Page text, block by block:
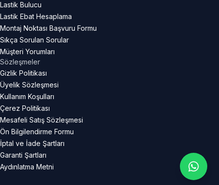
Lastik Bulucu
Lastik Ebat Hesaplama
Montaj Noktası Başvuru Formu
Sıkça Sorulan Sorular
Müşteri Yorumları
Sözleşmeler
Gizlik Politikası
Üyelik Sözleşmesi
Kullanım Koşulları
Çerez Politikası
Mesafeli Satış Sözleşmesi
Ön Bilgilendirme Formu
İptal ve İade Şartları
Garanti Şartları
Aydınlatma Metni